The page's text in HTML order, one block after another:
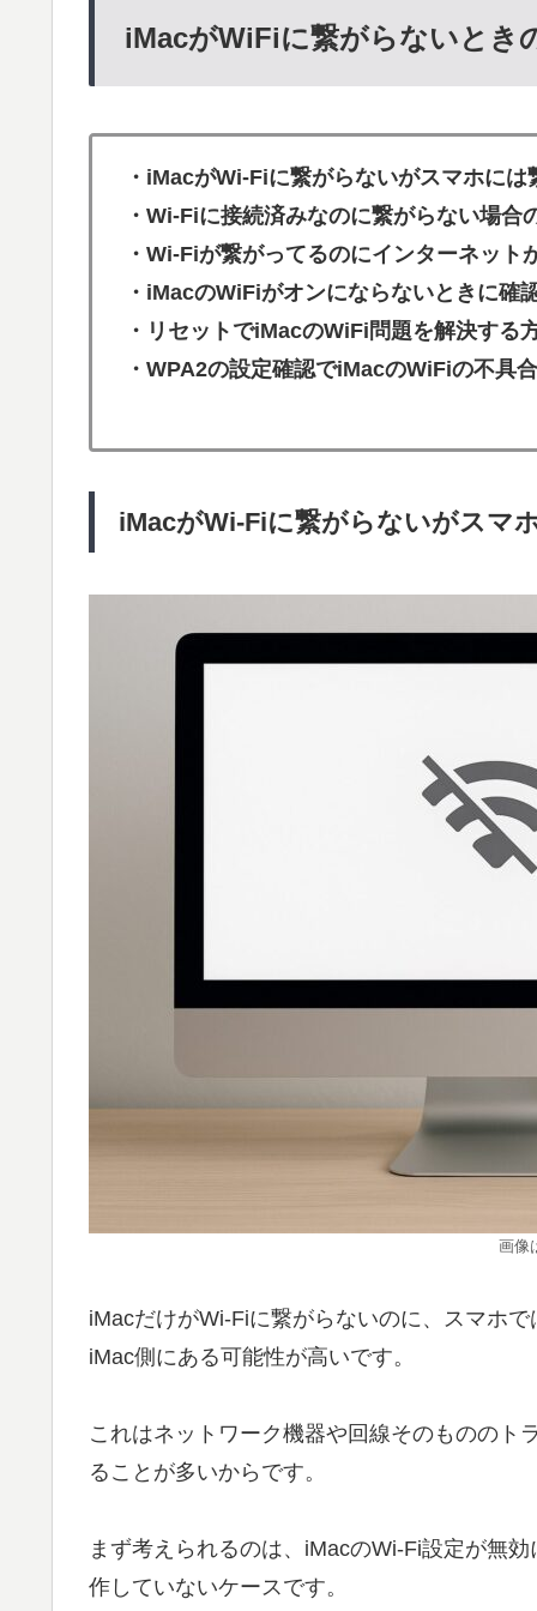
iMacがWiFiに繋がらないとき
・iMacがWi-Fiに繋がらないがスマホには
・Wi-Fiに接続済みなのに繋がらない場合
・Wi-Fiが繋がってるのにインターネット
・iMacのWiFiがオンにならないときに確
・リセットでiMacのWiFi問題を解決する
・WPA2の設定確認でiMacのWiFiの不具
iMacがWi-Fiに繋がらないがスマ
画像
iMacだけがWi-Fiに繋がらないのに、スマホ
iMac側にある可能性が高いです。
これはネットワーク機器や回線そのもののト
ることが多いからです。
まず考えられるのは、iMacのWi-Fi設定が無
作していないケースです。